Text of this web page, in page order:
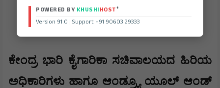
​​ಕೇಂದ್ರ ಭಾರಿ ಕೈಗಾರಿಕಾ ಸಚಿವಾಲಯದ ಹಿರಿಯ
ಅಧಿಕಾರಿಗಳು ಹಾಗೂ ಆಂಡ್ರ್ಯೂ ಯೂಲ್ ಆಂಡ್
POWERED BY KHUSHIHOST®
Version 91.0 | Support +91 90603 29333